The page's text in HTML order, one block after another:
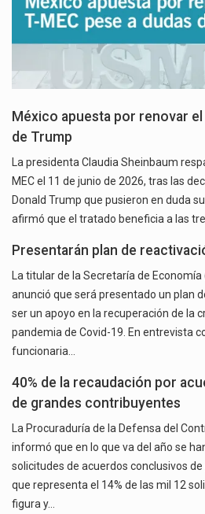
México apuesta por renovar el
de Trump
La presidenta Claudia Sheinbaum
MEC el 11 de junio de 2026, tras las
Donald Trump que pusieron en duda
afirmó que el tratado beneficia a las
Presentarán plan de
La titular de la Secretaría de Economía
anunció que será presentado un plan
ser un apoyo en la recuperación de la
pandemia de Covid-19. En entrevista
funcionaria…
40% de la recaudación por
de grandes contribuyentes
La Procuraduría de la Defensa del
informó que en lo que va del año se
solicitudes de acuerdos conclusivos
que representa el 14% de las mil 12
figura y…